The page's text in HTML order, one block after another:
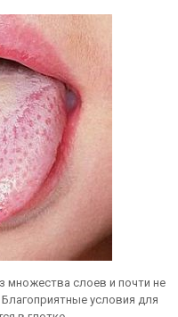
множества слоев и почти не
условия для